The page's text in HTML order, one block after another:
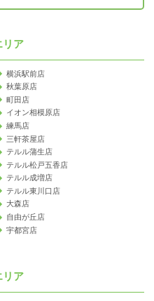
リア
横浜駅前店
秋葉原店
町田店
イオン相模原店
練馬店
三軒茶屋店
テルル蒲生店
テルル松戸五香店
テルル成増店
テルル東川口店
大森店
自由が丘店
宇都宮店
リア